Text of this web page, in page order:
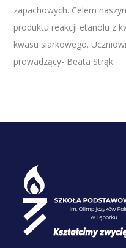
zapachowych. Celem
produktu reakcji etanolu z
kwasu siarkowego.
prowadzący- Beata Strąk.